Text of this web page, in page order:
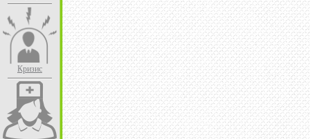
Кризис